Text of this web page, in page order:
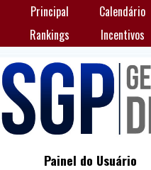
Principal Calendário
Rankings
Incentivos
Painel do Usuário